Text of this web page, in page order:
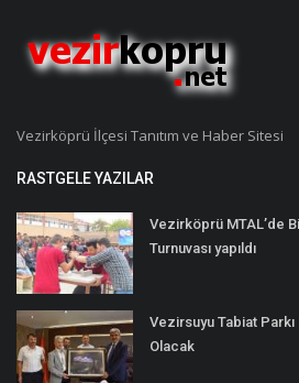
Vezirköprü İlçesi Tanıtım ve Haber Sitesi
RASTGELE YAZILAR
Vezirköprü MTAL’de
Turnuvası yapıldı
Vezirsuyu Tabiat
Olacak